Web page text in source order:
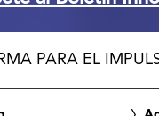
PARA EL